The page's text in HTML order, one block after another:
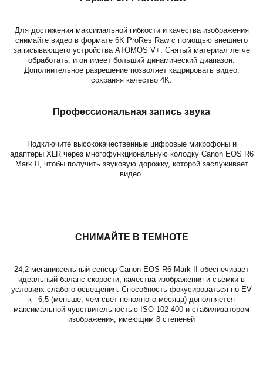
Для достижения максимальной гибкости и качества изображения
снимайте видео в формате 6K ProRes Raw с помощью внешнего
записывающего устройства ATOMOS V+. Снятый материал легче
обработать, и он имеет больший динамический диапазон.
Дополнительное разрешение позволяет кадрировать видео,
сохраняя качество 4K.
Профессиональная запись звука
Подключите высококачественные цифровые микрофоны и
адаптеры XLR через многофункциональную колодку Canon EOS R6
Mark II, чтобы получить звуковую дорожку, которой заслуживает
видео.
СНИМАЙТЕ В ТЕМНОТЕ
24,2-мегапиксельный сенсор Canon EOS R6 Mark II обеспечивает
идеальный баланс скорости, качества изображения и съемки в
условиях слабого освещения. Способность фокусироваться по EV
к –6,5 (меньше, чем свет неполного месяца) дополняется
максимальной чувствительностью ISO 102 400 и стабилизатором
изображения, имеющим 8 степеней